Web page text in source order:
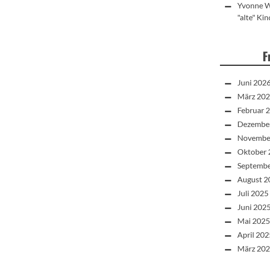
Yvonne
"alte"
Juni
März
Februar
Oktober
August
Juli 2025
Juni
Mai 2025
April
März